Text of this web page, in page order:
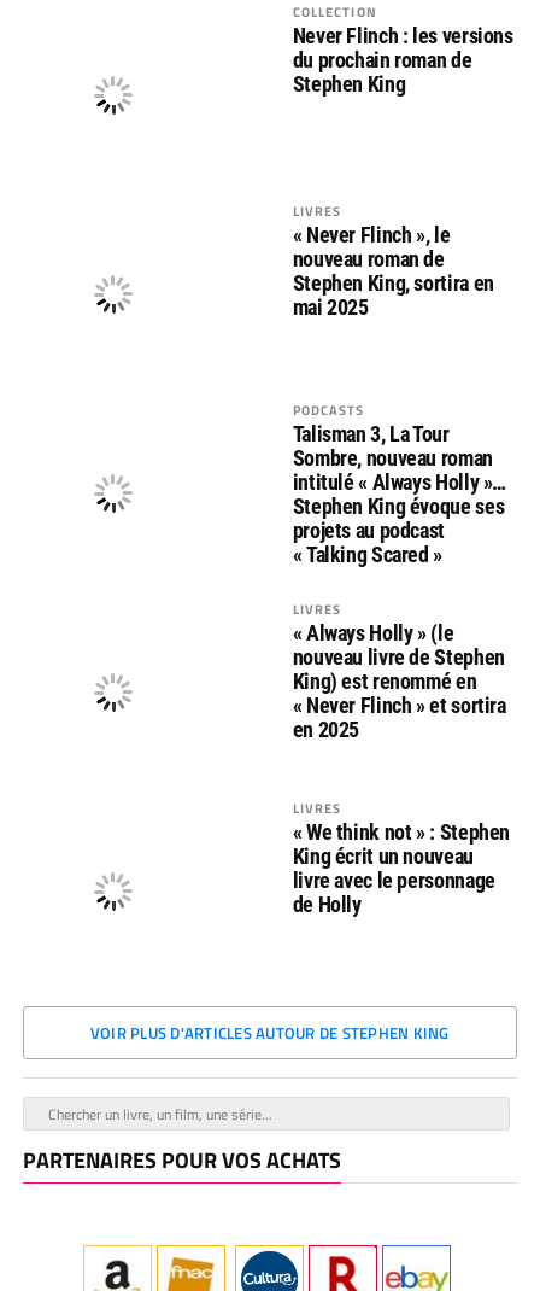
COLLECTION
Never Flinch : les versions
du prochain roman de
Stephen King
LIVRES
« Never Flinch », le
nouveau roman de
Stephen King, sortira en
mai 2025
PODCASTS
Talisman 3, La Tour
Sombre, nouveau roman
intitulé « Always Holly »…
Stephen King évoque ses
projets au podcast
« Talking Scared »
LIVRES
« Always Holly » (le
nouveau livre de Stephen
King) est renommé en
« Never Flinch » et sortira
en 2025
LIVRES
« We think not » : Stephen
King écrit un nouveau
livre avec le personnage
de Holly
VOIR PLUS D'ARTICLES AUTOUR DE STEPHEN KING
PARTENAIRES POUR VOS ACHATS